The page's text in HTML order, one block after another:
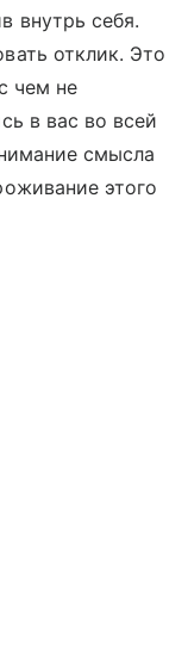
внутрь себя.
отклик. Это
чем не
в вас во всей
смысла
этого